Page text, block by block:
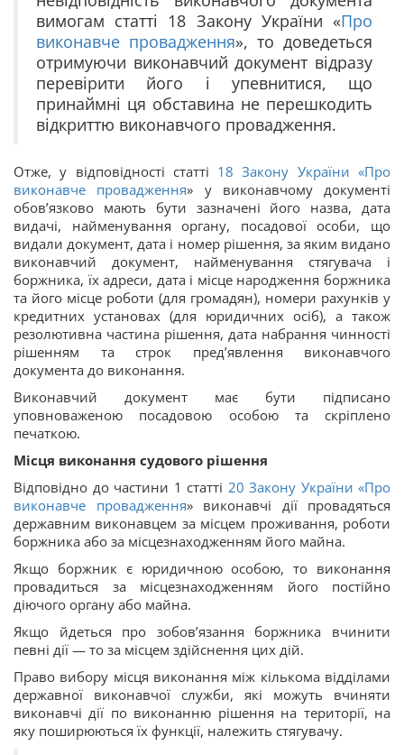
вимогам статті 18 Закону України «Про
виконавче провадження», то доведеться
отримуючи виконавчий документ відразу
перевірити його і упевнитися, що
принаймні ця обставина не перешкодить
відкриттю виконавчого провадження.
Отже, у відповідності статті 18 Закону України «Про
виконавче провадження» у виконавчому документі
обов’язково мають бути зазначені його назва, дата
видачі, найменування органу, посадової особи, що
видали документ, дата і номер рішення, за яким видано
виконавчий документ, найменування стягувача і
боржника, їх адреси, дата і місце народження боржника
та його місце роботи (для громадян), номери рахунків у
кредитних установах (для юридичних осіб), а також
резолютивна частина рішення, дата набрання чинності
рішенням та строк пред’явлення виконавчого
документа до виконання.
Виконавчий документ має бути підписано
уповноваженою посадовою особою та скріплено
печаткою.
Місця виконання судового рішення
Відповідно до частини 1 статті 20 Закону України «Про
виконавче провадження» виконавчі дії провадяться
державним виконавцем за місцем проживання, роботи
боржника або за місцезнаходженням його майна.
Якщо боржник є юридичною особою, то виконання
провадиться за місцезнаходженням його постійно
діючого органу або майна.
Якщо йдеться про зобов’язання боржника вчинити
певні дії — то за місцем здійснення цих дій.
Право вибору місця виконання між кількома відділами
державної виконавчої служби, які можуть вчиняти
виконавчі дії по виконанню рішення на території, на
яку поширюються їх функції, належить стягувачу.